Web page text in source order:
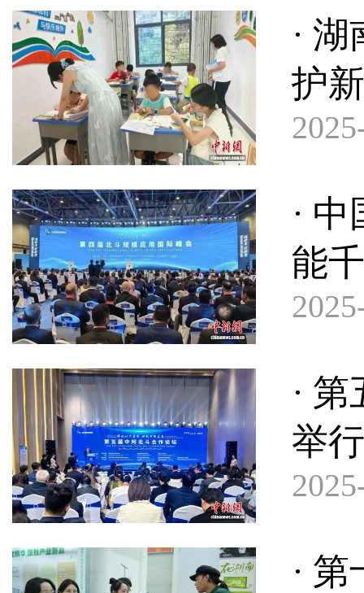
·
护
·
能
·
举
·